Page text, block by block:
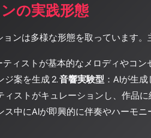
の実践形態
ンは多様な形態を取っています
ティストが基本的なメロディやコ
ジ案を生成 2.音響実験型 ：AIが生
ィストがキュレーションし、作品
ス中にAIが即興的に伴奏やハーモ